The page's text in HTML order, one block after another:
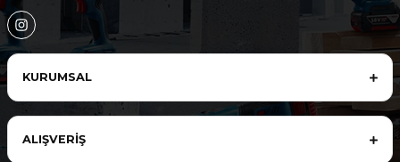
KURUMSAL
ALIŞVERİŞ